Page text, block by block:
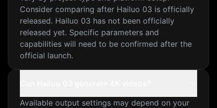
Consider comparing after Hailuo 03 is officially
released. Hailuo 03 has not been officially
released yet. Specific parameters and
capabilities will need to be confirmed after the
official launch.
Available output settings may depend on your